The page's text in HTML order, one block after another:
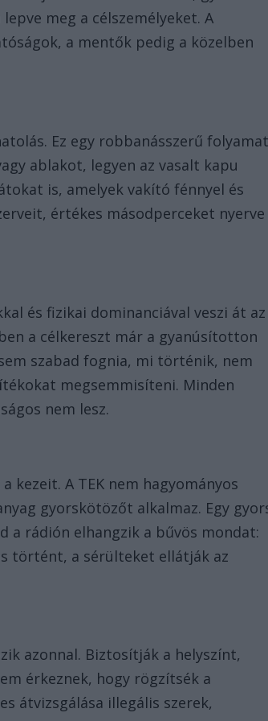
meg a célszemélyeket. A
a mentők pedig a közelben
Ez egy robbanásszerű
ablakot, legyen az vasalt kapu
is, amelyek vakító fénnyel és
értékes másodperceket nyerve
és fizikai dominanciával veszi át az
a célkereszt már a gyanúsítotton
szabad fognia, mi történik, nem
megsemmisíteni. Minden
nem lesz.
kezeit. A TEK nem hagyományos
gyorskötözőt alkalmaz. Egy
a rádión elhangzik a bűvös mondat:
történt, a sérülteket ellátják az
azonnal. Biztosítják a helyszínt,
érkeznek, hogy rögzítsék a
átvizsgálása illegális szerek,